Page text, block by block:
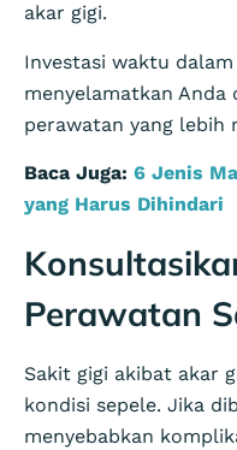
akar gigi.
Investasi waktu
menyelamatkan Anda
perawatan yang lebih
Baca Juga: 6 Jenis
yang Harus Dihindari
Perawatan
Sakit gigi akibat akar
kondisi sepele. Jika
menyebabkan